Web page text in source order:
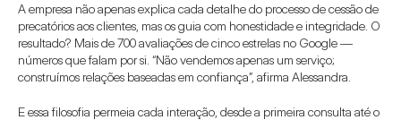
A empresa não apenas explica cada detalhe do processo de cessão de
precatórios aos clientes, mas os guia com honestidade e integridade. O
resultado? Mais de 700 avaliações de cinco estrelas no Google —
números que falam por si. “Não vendemos apenas um serviço;
construímos relações baseadas em confiança”, afirma Alessandra.
E essa filosofia permeia cada interação, desde a primeira consulta até o